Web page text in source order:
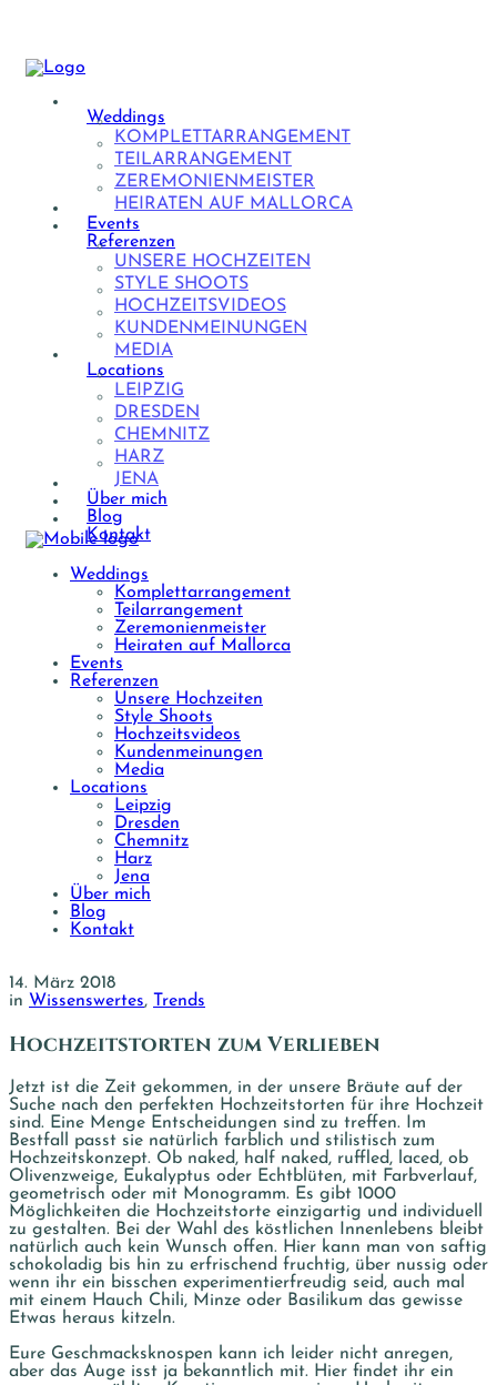
Weddings
KOMPLETTARRANGEMENT
TEILARRANGEMENT
ZEREMONIENMEISTER
HEIRATEN AUF MALLORCA
Events
Referenzen
UNSERE HOCHZEITEN
STYLE SHOOTS
HOCHZEITSVIDEOS
KUNDENMEINUNGEN
MEDIA
Locations
LEIPZIG
DRESDEN
CHEMNITZ
HARZ
JENA
Über mich
Blog
Kontakt
Weddings
Komplettarrangement
Teilarrangement
Zeremonienmeister
Heiraten auf Mallorca
Events
Referenzen
Unsere Hochzeiten
Style Shoots
Hochzeitsvideos
Kundenmeinungen
Media
Locations
Leipzig
Dresden
Chemnitz
Harz
Jena
Über mich
Blog
Kontakt
14. März 2018
in Wissenswertes, Trends
Hochzeitstorten zum Verlieben
Jetzt ist die Zeit gekommen, in der unsere Bräute auf der
Suche nach den perfekten Hochzeitstorten für ihre Hochzeit
sind. Eine Menge Entscheidungen sind zu treffen. Im
Bestfall passt sie natürlich farblich und stilistisch zum
Hochzeitskonzept. Ob naked, half naked, ruffled, laced, ob
Olivenzweige, Eukalyptus oder Echtblüten, mit Farbverlauf,
geometrisch oder mit Monogramm. Es gibt 1000
Möglichkeiten die Hochzeitstorte einzigartig und individuell
zu gestalten. Bei der Wahl des köstlichen Innenlebens bleibt
natürlich auch kein Wunsch offen. Hier kann man von saftig
schokoladig bis hin zu erfrischend fruchtig, über nussig oder
wenn ihr ein bisschen experimentierfreudig seid, auch mal
mit einem Hauch Chili, Minze oder Basilikum das gewisse
Etwas heraus kitzeln.
Eure Geschmacksknospen kann ich leider nicht anregen,
aber das Auge isst ja bekanntlich mit. Hier findet ihr ein